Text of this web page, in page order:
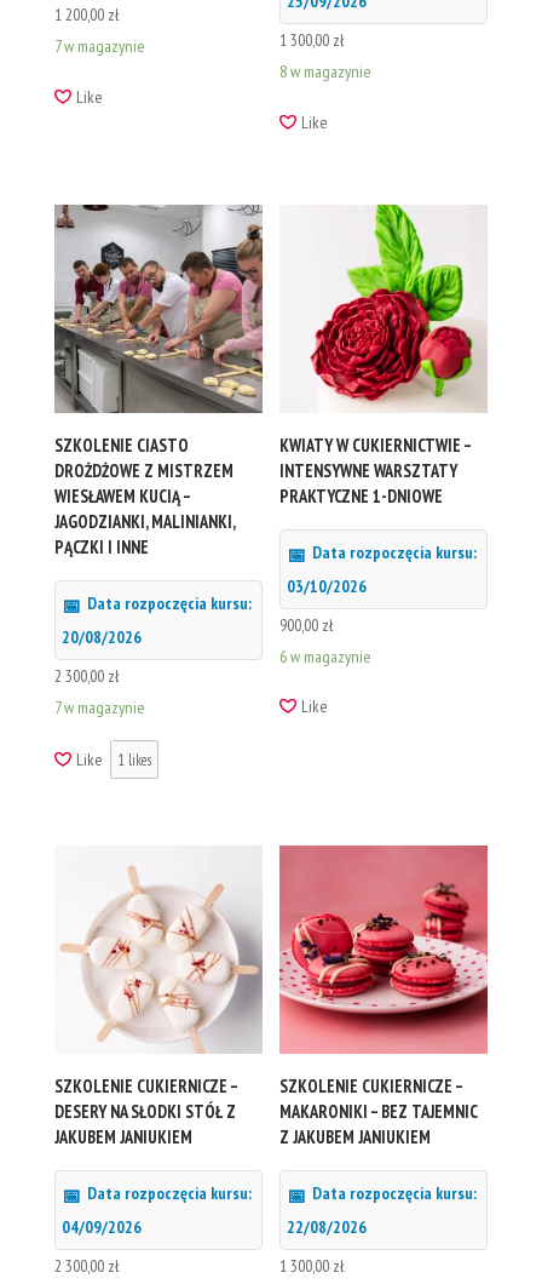
1 200,00 zł
7 w magazynie
Like
1 300,00 zł
8 w magazynie
Like
SZKOLENIE CIASTO
DROŻDŻOWE Z MISTRZEM
WIESŁAWEM KUCIĄ –
JAGODZIANKI, MALINIANKI,
PĄCZKI I INNE
Data rozpoczęcia kursu:
20/08/2026
2 300,00 zł
7 w magazynie
Like 1 likes
KWIATY W CUKIERNICTWIE –
INTENSYWNE WARSZTATY
PRAKTYCZNE 1-DNIOWE
Data rozpoczęcia kursu:
03/10/2026
900,00 zł
6 w magazynie
Like
SZKOLENIE CUKIERNICZE –
DESERY NA SŁODKI STÓŁ Z
JAKUBEM JANIUKIEM
Data rozpoczęcia kursu:
04/09/2026
2 300,00 zł
SZKOLENIE CUKIERNICZE –
MAKARONIKI – BEZ TAJEMNIC
Z JAKUBEM JANIUKIEM
Data rozpoczęcia kursu:
22/08/2026
1 300,00 zł